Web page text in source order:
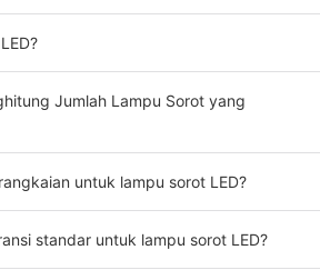
Jumlah Lampu Sorot yang
untuk lampu sorot LED?
standar untuk lampu sorot LED?